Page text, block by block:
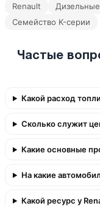
Renault
Семейство K-серии
Частые
Какой расход
Сколько служит
Какие основные
На какие
Какой ресурс у